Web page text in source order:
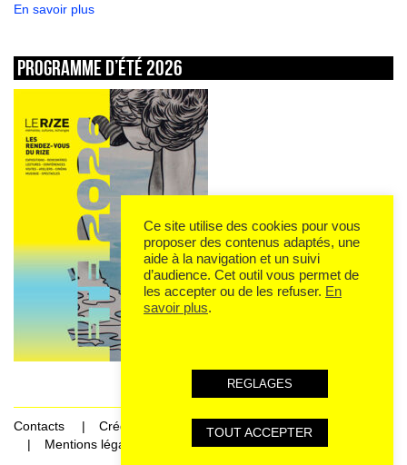
En savoir plus
Programme d’été 2026
Contacts
Crédits
Mentions légales et données personnelles
Ce site utilise des cookies pour vous
proposer des contenus adaptés, une
aide à la navigation et un suivi
d’audience. Cet outil vous permet de
les accepter ou de les refuser. En
savoir plus.
REGLAGES
TOUT ACCEPTER